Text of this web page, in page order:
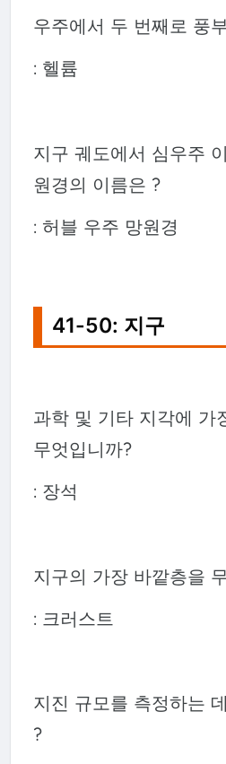
우주에서 두 번째로 풍
: 헬륨
지구 궤도에서 심우주
원경의 이름은 ?
: 허블 우주 망원경
41-50: 지구
과학 및 기타 지각에 가
무엇입니까?
: 장석
지구의 가장 바깥층을
: 크러스트
지진 규모를 측정하는
?